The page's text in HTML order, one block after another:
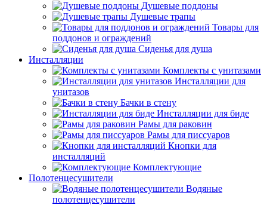
Душевые поддоны
Душевые трапы
Товары для
поддонов и ограждений
Сиденья для душа
Инсталляции
Комплекты с унитазами
Инсталляции для
унитазов
Бачки в стену
Инсталляции для биде
Рамы для раковин
Рамы для писсуаров
Кнопки для
инсталляций
Комплектующие
Полотенцесушители
Водяные
полотенцесушители